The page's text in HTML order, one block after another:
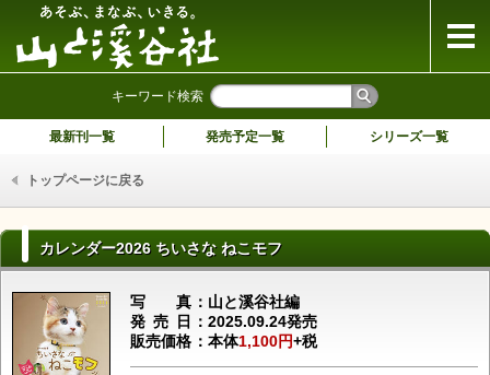
キーワード検索
最新刊一覧 発売予定一覧 シリーズ一覧
トップページに戻る
カレンダー2026 ちいさな ねこモフ
写真山と溪谷社編
発売日 2025.09.24発売
販売価格
本体1,100円+税